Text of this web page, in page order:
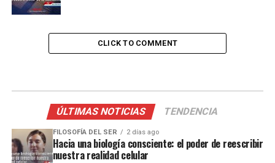
CLICK TO COMMENT
ÚLTIMAS NOTICIAS TENDENCIA
FILOSOFÍA DEL SER 2 días ago
Hacia una biología consciente: el poder de reescribir
nuestra realidad celular